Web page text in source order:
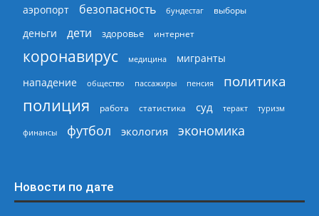
аэропорт безопасность бундестаг выборы
деньги дети здоровье интернет
коронавирус медицина
мигранты
нападение
общество пассажиры пенсия политика
полиция работа статистика суд теракт туризм
финансы футбол экология экономика
Новости по дате